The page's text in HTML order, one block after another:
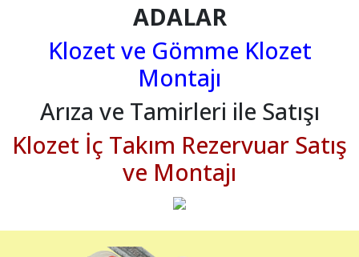
ADALAR
Klozet ve Gömme Klozet
Montajı
Arıza ve Tamirleri ile Satışı
Klozet İç Takım Rezervuar Satış
ve Montajı